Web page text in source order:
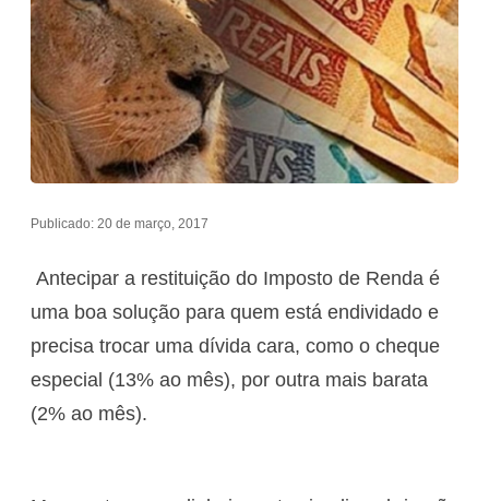
Publicado: 20 de março, 2017
Antecipar a restituição do Imposto de Renda é
uma boa solução para quem está endividado e
precisa trocar uma dívida cara, como o cheque
especial (13% ao mês), por outra mais barata
(2% ao mês).